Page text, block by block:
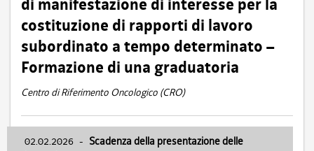
di manifestazione di interesse per la
costituzione di rapporti di lavoro
subordinato a tempo determinato –
Formazione di una graduatoria
Centro di Riferimento Oncologico (CRO)
02.02.2026 - Scadenza della presentazione delle